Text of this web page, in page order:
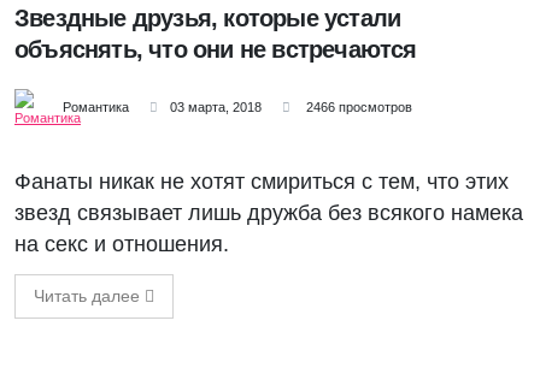
Звездные друзья, которые устали
объяснять, что они не встречаются
Романтика 03 марта, 2018 2466 просмотров
Фанаты никак не хотят смириться с тем, что этих
звезд связывает лишь дружба без всякого намека
на секс и отношения.
Читать далее